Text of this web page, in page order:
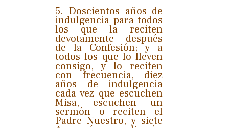
5. Doscientos años de
indulgencia para todos
los que la reciten
devotamente después
de la Confesión; y a
todos los que lo lleven
consigo, y lo reciten
con frecuencia, diez
años de indulgencia
cada vez que escuchen
Misa, escuchen un
sermón o reciten el
Padre Nuestro, y siete